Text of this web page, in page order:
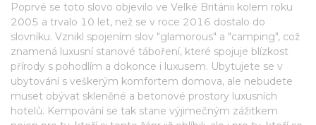
Poprvé se toto slovo objevilo ve Velké Británii kolem roku
2005 a trvalo 10 let, než se v roce 2016 dostalo do
slovníku. Vznikl spojením slov "glamorous" a "camping", což
znamená luxusní stanové táboření, které spojuje blízkost
přírody s pohodlím a dokonce i luxusem. Ubytujete se v
ubytování s veškerým komfortem domova, ale nebudete
muset obývat skleněné a betonové prostory luxusních
hotelů. Kempování se tak stane výjimečným zážitkem